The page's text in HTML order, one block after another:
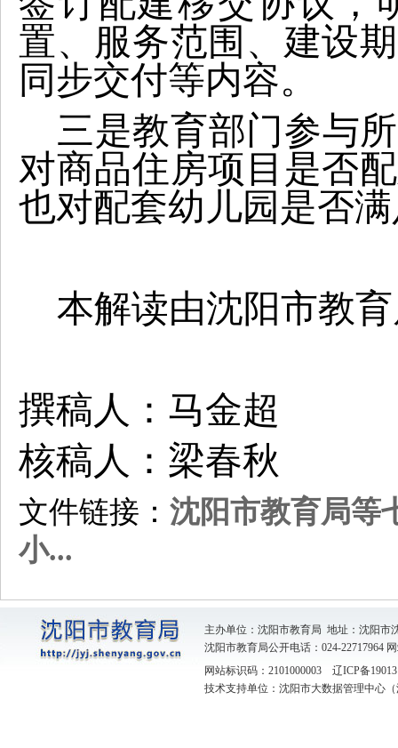
置、服务范围、建设
同步交付等内容。
三是教育部门参与
对商品住房项目是否
也对配套幼儿园是否
本解读由沈阳市教
撰稿人：马金超
核稿人：梁春秋
文件链接： 沈阳市教育局等
小...
主办单位：沈阳市教育局 地址：沈阳
沈阳市教育局公开电话：024-22717964
网站标识码：2101000003 辽ICP备
技术支持单位：沈阳市大数据管理中心